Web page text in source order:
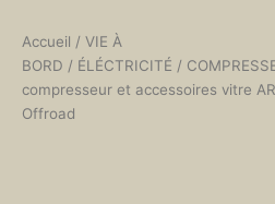
Accueil / VIE À
BORD / ÉLÉCTRICITÉ /
compresseur et accessoires vitre
Offroad